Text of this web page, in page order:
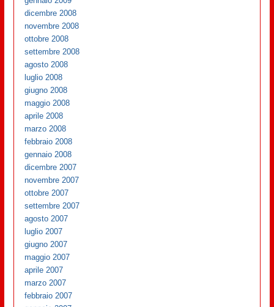
dicembre 2008
novembre 2008
ottobre 2008
settembre 2008
agosto 2008
luglio 2008
giugno 2008
maggio 2008
aprile 2008
marzo 2008
febbraio 2008
gennaio 2008
dicembre 2007
novembre 2007
ottobre 2007
settembre 2007
agosto 2007
luglio 2007
giugno 2007
maggio 2007
aprile 2007
marzo 2007
febbraio 2007